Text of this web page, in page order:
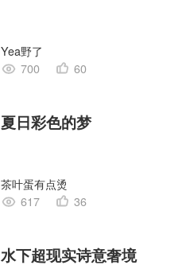
Yea野了
700
60
夏日彩色的梦
茶叶蛋有点烫
617
36
水下超现实诗意奢境